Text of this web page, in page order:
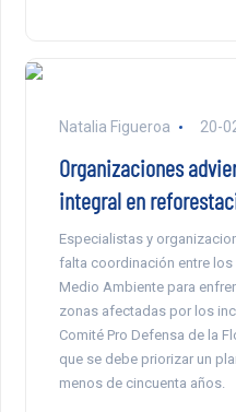
Natalia Figueroa 20-
Organizaciones
integral en
Especialistas y
falta coordinación entre
Medio Ambiente para
zonas afectadas por los
Comité Pro Defensa de la
que se debe priorizar un
menos de cincuenta años.